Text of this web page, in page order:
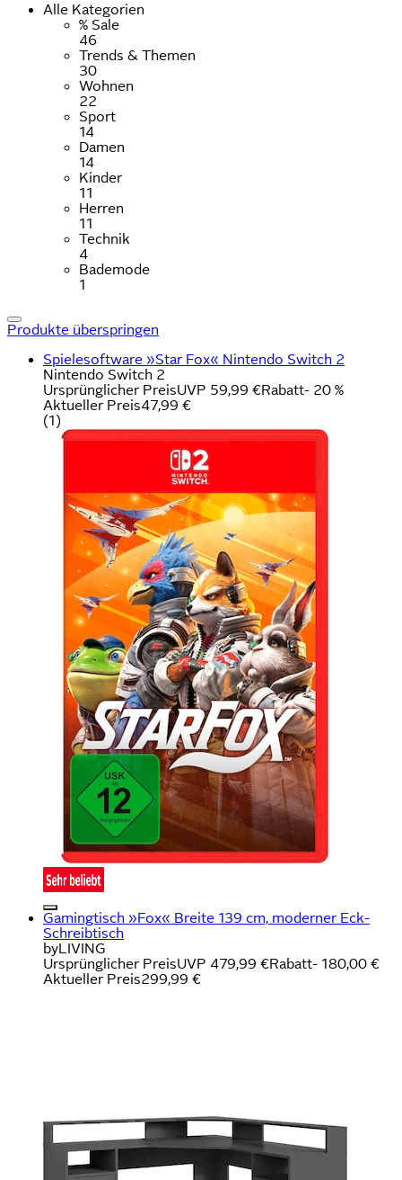
Alle Kategorien
% Sale
46
Trends & Themen
30
Wohnen
22
Sport
14
Damen
14
Kinder
11
Herren
11
Technik
4
Bademode
1
Produkte überspringen
Spielesoftware »Star Fox« Nintendo Switch 2
Nintendo Switch 2
Ursprünglicher PreisUVP 59,99 €Rabatt- 20 %
Aktueller Preis47,99 €
(1)
Gamingtisch »Fox« Breite 139 cm, moderner Eck-
Schreibtisch
byLIVING
Ursprünglicher PreisUVP 479,99 €Rabatt- 180,00 €
Aktueller Preis299,99 €